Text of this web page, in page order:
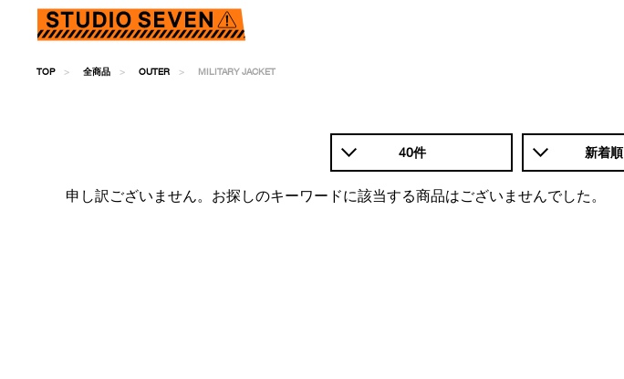
TOP 全商品 OUTER MILITARY JACKET
40件 新着順
申し訳ございません。お探しのキーワードに該当する商品はございませんでした。